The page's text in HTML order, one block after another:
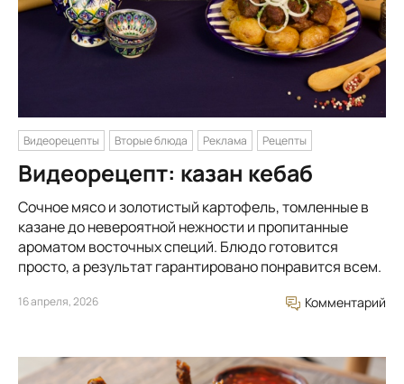
Видеорецепты Вторые блюда Реклама Рецепты
Видеорецепт: казан кебаб
Сочное мясо и золотистый картофель, томленные в
казане до невероятной нежности и пропитанные
ароматом восточных специй. Блюдо готовится
просто, а результат гарантировано понравится всем.
16 апреля, 2026 Комментарий